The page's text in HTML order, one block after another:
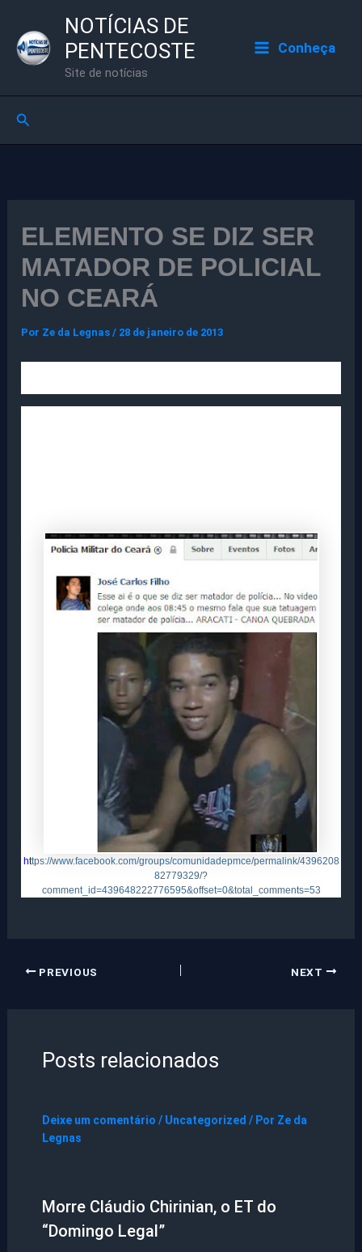
para
NOTÍCIAS DE
PENTECOSTE
Site de notícias
Conheça
Pesquisar
ELEMENTO SE DIZ SER
MATADOR DE POLICIAL
NO CEARÁ
Por Ze da Legnas/ 28 de janeiro de 2013
https://www.facebook.com/groups/comunidadepmce/permalink/4396208
82779329/?
comment_id=439648222776595&offset=0&total_comments=53
PREVIOUS NEXT
Posts relacionados
Deixe um comentário / Uncategorized / Por Ze da
Legnas
Morre Cláudio Chirinian, o ET do
“Domingo Legal”